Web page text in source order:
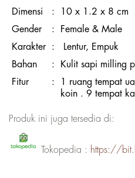
Dimensi
:
10 x 1.2 x 8 cm
Gender
:
Female & Male
Karakter
:
Lentur, Empuk
Bahan
:
Kulit sapi milling
Fitur
:
1 ruang tempat
koin . 9 tempat
Produk ini juga tersedia di:
Tokopedia : https://